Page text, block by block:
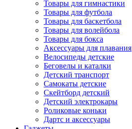
Товары для гимнастики
Товары для футбола
Товары для баскетбола
Товары для волейбола
Товары для бокса
Аксессуары для плавания
Велосипеды детские
Беговелы и каталки
Детский транспорт
Самокаты детские
Скейтборд детский
Детский электрокары
Роликовые коньки
Дартс и аксессуары